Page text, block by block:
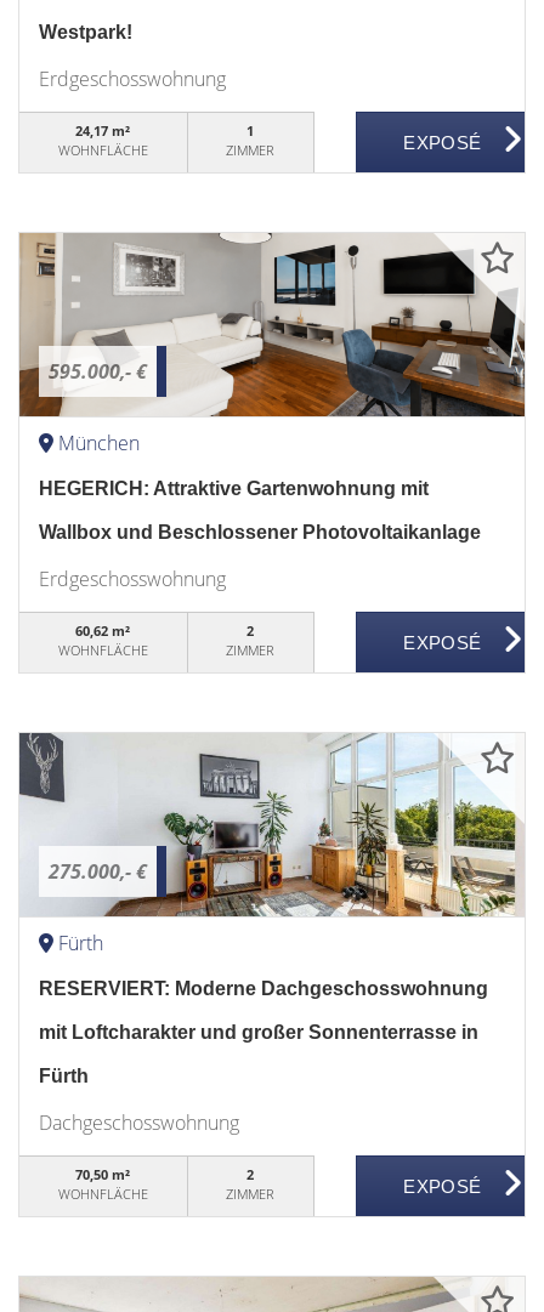
Westpark!
Erdgeschosswohnung
24,17 m²
WOHNFLÄCHE
1
ZIMMER
595.000,- €
München
HEGERICH: Attraktive Gartenwohnung mit
Wallbox und Beschlossener Photovoltaikanlage
Erdgeschosswohnung
60,62 m²
WOHNFLÄCHE
2
ZIMMER
275.000,- €
Fürth
RESERVIERT: Moderne Dachgeschosswohnung
mit Loftcharakter und großer Sonnenterrasse in
Fürth
Dachgeschosswohnung
70,50 m²
WOHNFLÄCHE
2
ZIMMER